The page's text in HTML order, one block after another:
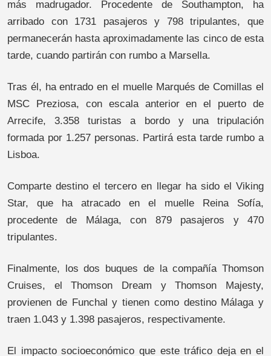
más madrugador. Procedente de Southampton, ha
arribado con 1731 pasajeros y 798 tripulantes, que
permanecerán hasta aproximadamente las cinco de esta
tarde, cuando partirán con rumbo a Marsella.
Tras él, ha entrado en el muelle Marqués de Comillas el
MSC Preziosa, con escala anterior en el puerto de
Arrecife, 3.358 turistas a bordo y una tripulación
formada por 1.257 personas. Partirá esta tarde rumbo a
Lisboa.
Comparte destino el tercero en llegar ha sido el Viking
Star, que ha atracado en el muelle Reina Sofía,
procedente de Málaga, con 879 pasajeros y 470
tripulantes.
Finalmente, los dos buques de la compañía Thomson
Cruises, el Thomson Dream y Thomson Majesty,
provienen de Funchal y tienen como destino Málaga y
traen 1.043 y 1.398 pasajeros, respectivamente.
El impacto socioeconómico que este tráfico deja en el